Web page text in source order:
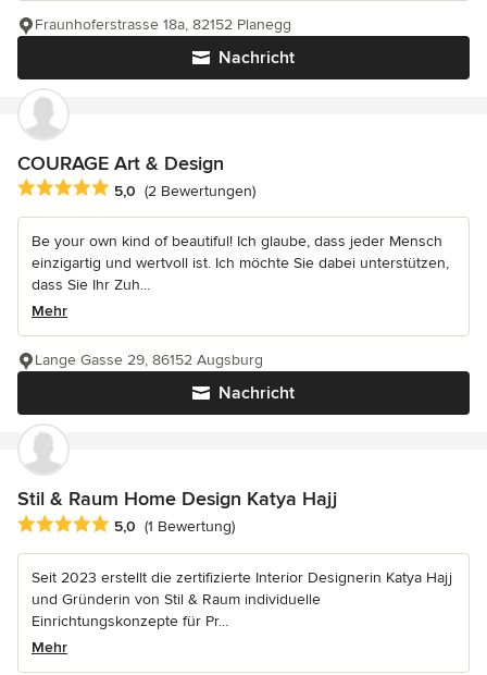
Nachricht
Fraunhoferstrasse 18a, 82152 Planegg
COURAGE Art & Design
Durchschnittliche Bewertung: 5 von 5 Sternen
5,0 (2 Bewertungen)
Be your own kind of beautiful! Ich glaube, dass jeder Mensch
einzigartig und wertvoll ist. Ich möchte Sie dabei unterstützen,
dass Sie Ihr Zuh...
Mehr
Nachricht
Lange Gasse 29, 86152 Augsburg
Stil & Raum Home Design Katya Hajj
Durchschnittliche Bewertung: 5 von 5 Sternen
5,0 (1 Bewertung)
Seit 2023 erstellt die zertifizierte Interior Designerin Katya Hajj
und Gründerin von Stil & Raum individuelle
Einrichtungskonzepte für Pr...
Mehr